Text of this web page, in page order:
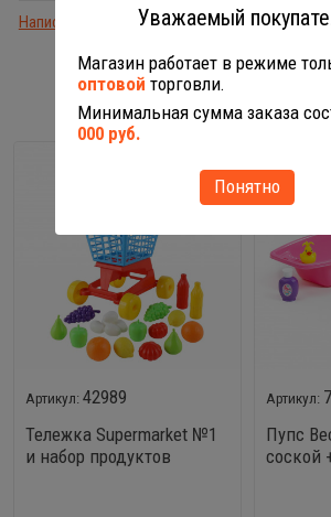
Написать отзыв
С ЭТИМ ТОВАРОМ
42989
Тележка Supermarket №1
и набор продуктов
Пупс
соской
Уважаемый
Магазин работает в режиме
оптовой торговли.
Минимальная сумма заказа
000 руб.
Понятно